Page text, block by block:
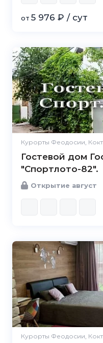
от 5 976 ₽ / сут
Курорты Феодосии,
Гостевой дом
"Спортлото-82".
Открытие август
Курорты Феодосии,